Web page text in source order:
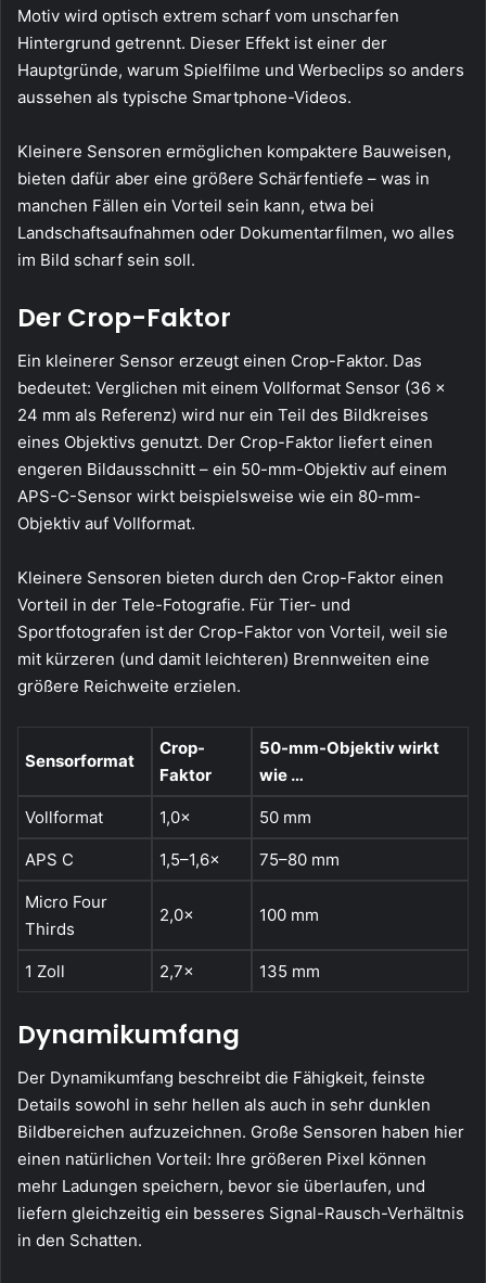
Motiv wird optisch extrem scharf vom unscharfen
Hintergrund getrennt. Dieser Effekt ist einer der
Hauptgründe, warum Spielfilme und Werbeclips so anders
aussehen als typische Smartphone-Videos.
Kleinere Sensoren ermöglichen kompaktere Bauweisen,
bieten dafür aber eine größere Schärfentiefe – was in
manchen Fällen ein Vorteil sein kann, etwa bei
Landschaftsaufnahmen oder Dokumentarfilmen, wo alles
im Bild scharf sein soll.
Der Crop-Faktor
Ein kleinerer Sensor erzeugt einen Crop-Faktor. Das
bedeutet: Verglichen mit einem Vollformat Sensor (36 x
24 mm als Referenz) wird nur ein Teil des Bildkreises
eines Objektivs genutzt. Der Crop-Faktor liefert einen
engeren Bildausschnitt – ein 50-mm-Objektiv auf einem
APS-C-Sensor wirkt beispielsweise wie ein 80-mm-
Objektiv auf Vollformat.
Kleinere Sensoren bieten durch den Crop-Faktor einen
Vorteil in der Tele-Fotografie. Für Tier- und
Sportfotografen ist der Crop-Faktor von Vorteil, weil sie
mit kürzeren (und damit leichteren) Brennweiten eine
größere Reichweite erzielen.
Sensorformat
Crop-
Faktor
50-mm-Objektiv wirkt
wie …
Vollformat 1,0× 50 mm
APS C 1,5–1,6× 75–80 mm
Micro Four
Thirds
2,0× 100 mm
1 Zoll 2,7× 135 mm
Dynamikumfang
Der Dynamikumfang beschreibt die Fähigkeit, feinste
Details sowohl in sehr hellen als auch in sehr dunklen
Bildbereichen aufzuzeichnen. Große Sensoren haben hier
einen natürlichen Vorteil: Ihre größeren Pixel können
mehr Ladungen speichern, bevor sie überlaufen, und
liefern gleichzeitig ein besseres Signal-Rausch-Verhältnis
in den Schatten.